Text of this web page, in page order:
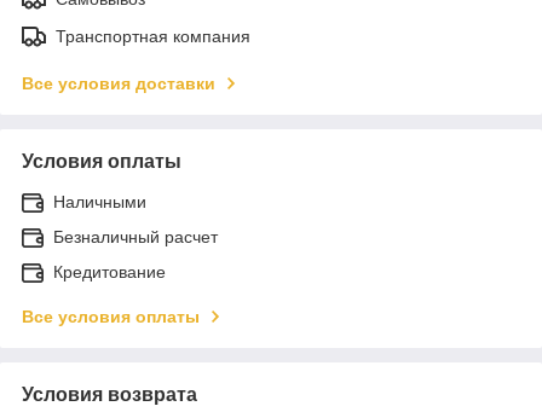
Транспортная компания
Все условия доставки
Условия оплаты
Наличными
Безналичный расчет
Кредитование
Все условия оплаты
Условия возврата